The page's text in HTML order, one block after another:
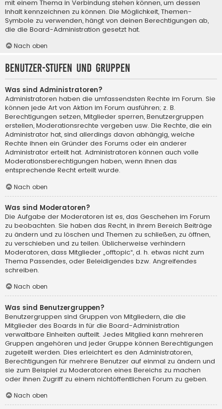
mit einem Thema in Verbindung stehen können, um dessen
Inhalt kennzeichnen zu können. Die Möglichkeit, Themen-
Symbole zu verwenden, hängt von deinen Berechtigungen ab,
die die Board-Administration gesetzt hat.
Nach oben
Benutzer-Stufen und Gruppen
Was sind Administratoren?
Administratoren haben die umfassendsten Rechte im Forum. Sie
können jede Art von Aktion im Forum ausführen; z. B.
Berechtigungen setzen, Mitglieder sperren, Benutzergruppen
erstellen, Moderationsrechte vergeben usw. Die Rechte, die ein
Administrator hat, sind allerdings davon abhängig, welche
Rechte ihnen ein Gründer des Forums oder ein anderer
Administrator erteilt hat. Administratoren können auch volle
Moderationsberechtigungen haben, wenn ihnen das
entsprechende Recht erteilt wurde.
Nach oben
Was sind Moderatoren?
Die Aufgabe der Moderatoren ist es, das Geschehen im Forum
zu beobachten. Sie haben das Recht, in ihrem Bereich Beiträge
zu ändern und zu löschen und Themen zu schließen, zu öffnen,
zu verschieben und zu teilen. Üblicherweise verhindern
Moderatoren, dass Mitglieder „offtopic“, d. h. etwas nicht zum
Thema Passendes, oder Beleidigendes bzw. Angreifendes
schreiben.
Nach oben
Was sind Benutzergruppen?
Benutzergruppen sind Gruppen von Mitgliedern, die die
Mitglieder des Boards in für die Board-Administration
verwaltbare Einheiten aufteilt. Jedes Mitglied kann mehreren
Gruppen angehören und jeder Gruppe können Berechtigungen
zugeteilt werden. Dies erleichtert es den Administratoren,
Berechtigungen für mehrere Benutzer auf einmal zu ändern und
sie zum Beispiel zu Moderatoren eines Bereichs zu machen
oder ihnen Zugriff zu einem nichtöffentlichen Forum zu geben.
Nach oben